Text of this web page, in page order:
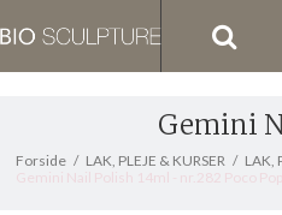
Gemini
Forside / LAK, PLEJE & KURSER / LAK,
Gemini Nail Polish 14ml - nr.282 Poco Pop